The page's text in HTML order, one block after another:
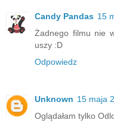
Candy Pandas 15
Żadnego filmu nie
uszy :D
Odpowiedz
Unknown 15 maja
Oglądałam tylko